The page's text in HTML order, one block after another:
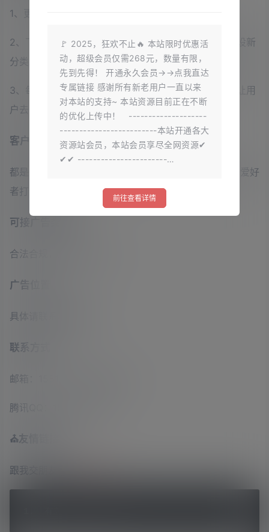
1、更新及时，每天不限时不限次的滚动更新
2、下载分类清晰，不定期针对网民需求建议调整和开设新
分类。
3、每天更新都有详细的说明，提供不同的下载方式，让用
户去选择。
客户人群
都是一群喜欢写游戏研究技术的小伙伴，专门游戏技术爱好
者打造的交流平台
可接广告类型
合法合规，无弹窗，均可。
广告位置
具体请联系客服私聊
联系方式
邮箱：
腾讯QQ：1551337333
⛪友情链接
跟我交朋友吧~
🚩 2025，狂欢不止🔥 本站限时优惠活
动，超级会员仅需268元，数量有限，
先到先得！ 开通永久会员→→点我直达
专属链接 感谢所有新老用户一直以来
对本站的支持~ 本站资源目前正在不断
的优化上传中！ --------------------
-------------------------本站开通各大
资源站会员，本站会员享尽全网资源✔
✔✔ -----------------------…
前往查看详情